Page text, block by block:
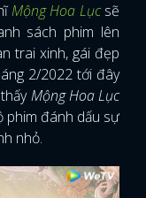
Mộng Hoa Lụcsẽ
sách phim lên
trai xinh, gái đẹp
2/2022 tới đây
Mộng Hoa Lục
phim đánh dấu sự
nhỏ.